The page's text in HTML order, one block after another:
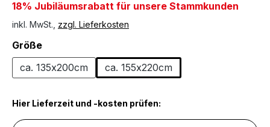
18% Jubiläumsrabatt für unsere Stammkunden
inkl. MwSt., zzgl. Lieferkosten
Größeauswählen
ca. 135x200cm
ca. 155x220cm
Hier Lieferzeit und -kosten prüfen: